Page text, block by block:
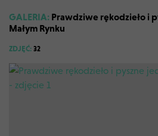
GALERIA: Prawdziwe rękodzieło i
Małym Rynku
ZDJĘĆ: 32